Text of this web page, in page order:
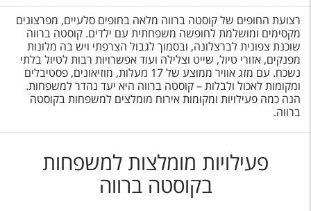
רצועת החופים של קוסטה ברווה מלאה בחופים סלעיים, מפרצונים
מקסימים ומושלמת לחופשה משפחתית עם ילדים. קוסטה ברווה
שוכנת צפונית לברצלונה, ובסמוך לגבול הצרפתי ויש בה מלונות
מפנקים, אזורי טיול, שייט וצלילה ועוד אפשרויות רבות לטיול בלתי
נשכח. עם מזג אוויר ממוצע של 17 מעלות, מוזיאונים, פסטיבלים
ומקומות לאכול ולבלות – קוסטה ברווה היא יעד נהדר למשפחות.
הנה כמה פעילויות ומקומות אירוח מומלצים למשפחות בקוסטה
ברווה.
פעילויות מומלצות למשפחות
בקוסטה ברווה